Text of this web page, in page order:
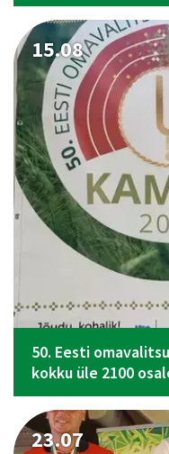
15.08
50. Eesti
kokku üle 2100
23.07